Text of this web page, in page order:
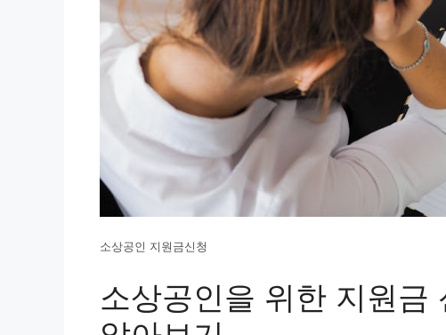
소상공인 지원금신청
소상공인을 위한 지원금